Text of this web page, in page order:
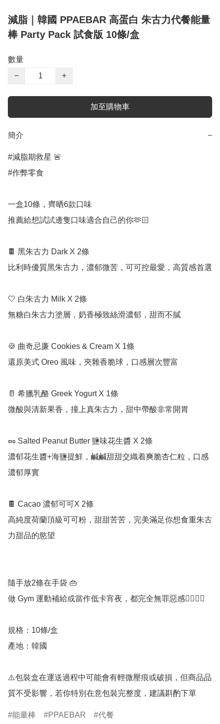
減脂｜韓國 PPAEBAR 高蛋白 朱古力代餐能量
棒 Party Pack 試食版 10條/盒
數量
−
+
加至購物車
簡介 −
#減脂期救星 🚨
#作弊零食
一盒10條，齊晒6款口味
推薦給想試試邊隻口味適合自己的你🫶🏻
🍫 黑朱古力 Dark X 2條
比利時優質黑朱古力，濃郁微苦，可可控最愛，高質感首選
🤍 白朱古力 Milk X 2條
無糖白朱古力塗層，奶香極致絲滑濃郁，甜而不膩
🍪 曲奇忌廉 Cookies & Cream X 1條
還原美式 Oreo 風味，夾雜香脆球，口感層次豐富
🥛 希臘乳酪 Greek Yogurt X 1條
微酸與清新果香，撞上真朱古力，甜中帶酸非常開胃
🥜 Salted Peanut Butter 鹽味花生醬 X 2條
濃郁花生醬+海鹽提鮮，鹹鹹甜甜交織着爽脆杏仁粒，口感
濃郁厚實
🍫 Cacao 濃郁可可X 2條
高純度荷蘭頂級可可粉，甜甜苦苦，完美滿足你想食重朱古
力甜品的慾望
隨手放2條在手袋 👜
做 Gym 運動補給或當作低卡宵夜，都完全無罪惡感🏋🏻‍♀️🌛
規格：10條/盒
產地：韓國
⚠️包裝盒在運送過程中可能會有輕微壓痕或破損，但商品品
質不受影響，若你特別在意包裝完整度，建議斟酌下單
能量棒 PPAEBAR 代餐